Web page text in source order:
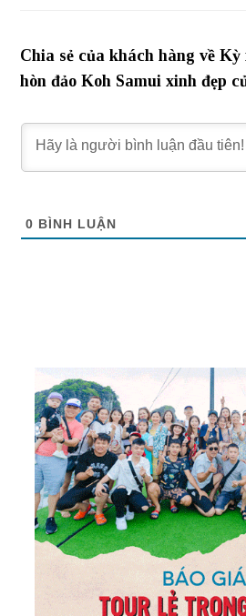
Chia sẻ của khách hàng về
hòn đảo Koh Samui xinh đẹp
0 BÌNH LUẬN